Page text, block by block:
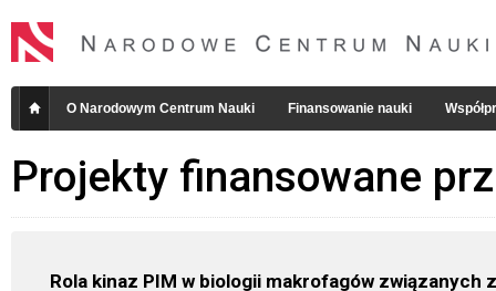
O Narodowym Centrum Nauki Finansowanie nauki
Projekty finansowane
Rola kinaz PIM w biologii makrofagów związanych